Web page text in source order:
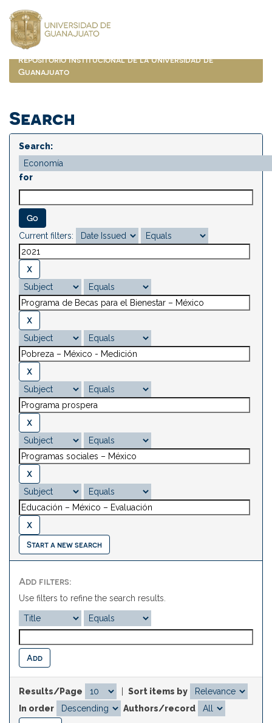
navigation
Repositorio Institucional de la Universidad de
Guanajuato
Search
Search:
for
Current filters:
Start a new search
Add filters:
Use filters to refine the search results.
Results/Page
Sort items by
In order
Authors/record